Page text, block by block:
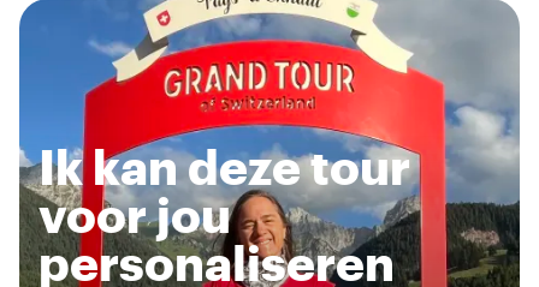
Ik kan deze tour
voor jou
personaliseren